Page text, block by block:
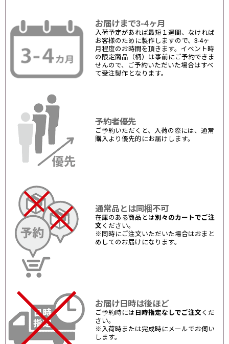
お届けまで3-4ヶ月
入荷予定があれば最短１週間、なければ
お客様のために製作しますので、3-4ヶ
月程度のお時間を頂きます。イベント時
の限定商品（柄）は事前にご予約できま
せんので、ご予約いただいた場合はすべ
て受注製作となります。
予約者優先
ご予約いただくと、入荷の際には、通常
購入より優先的にお届けします。
通常品とは同梱不可
在庫のある商品とは別々のカートでご注
文 ください。
※同時にご注文いただいた場合はおまと
めしてのお届けになります。
お届け日時は後ほど
ご予約時には 日時指定なしでご注文 くだ
さい。
※入荷時または完成時にメールでお伺い
します。